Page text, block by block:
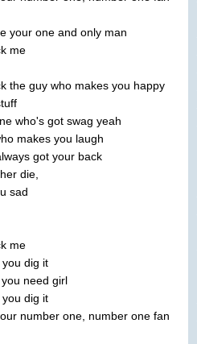
your one and only man
me
the guy who makes you happy
who's got swag yeah
makes you laugh
got your back
die
sad
me
you dig it
you need girl
you dig it
number one number one fan